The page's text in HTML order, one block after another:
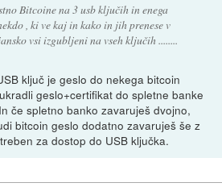
Bitcoine na 3 usb ključih in enega
, ki ve kaj in kako in jih prenese v
vsi izgubljeni na vseh ključih ........
ključ je geslo do nekega bitcoin
geslo+certifikat do spletne banke
če spletno banko zavaruješ dvojno,
bitcoin geslo dodatno zavaruješ še z
za dostop do USB ključka.